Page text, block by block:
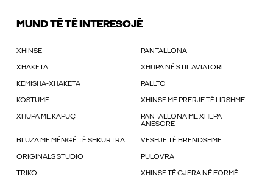
MUND TË TË INTERESOJË
XHINSE PANTALLONA
XHAKETA XHUPA NË STIL AVIATORI
KËMISHA-XHAKETA PALLTO
KOSTUME XHINSE ME PRERJE TË LIRSHME
XHUPA ME KAPUÇ
PANTALLONA ME XHEPA
ANËSORË
BLUZA ME MËNGË TË SHKURTRA VESHJE TË BRENDSHME
ORIGINALS STUDIO PULOVRA
TRIKO XHINSE TË GJERA NË FORMË